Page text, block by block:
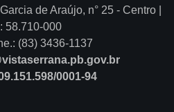
de Araújo, n° 25 - Centro |
58.710-000
(83) 3436-1137
0001-94